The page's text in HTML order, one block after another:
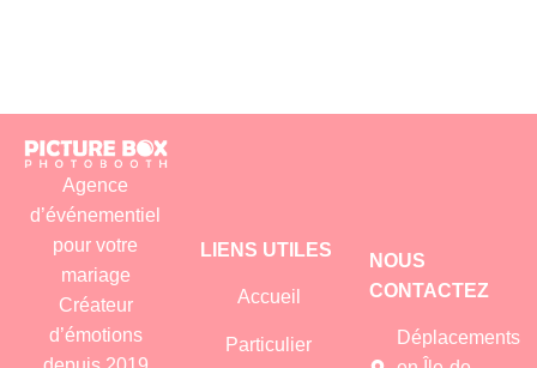
Agence
d’événementiel
pour votre
mariage
Créateur
d’émotions
LIENS UTILES
Accueil
Particulier
NOUS
CONTACTEZ
Déplacements